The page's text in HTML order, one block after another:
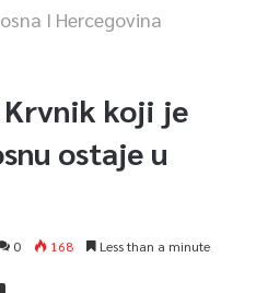
I Hercegovina
koji je
ostaje u
0 168 Less than a minute